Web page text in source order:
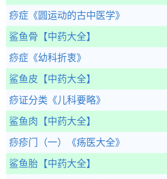
痧症 《圆运动的古中医学》
鲨鱼骨 【中药大全】
痧症 《幼科折衷》
鲨鱼皮 【中药大全】
痧证分类 《儿科要略》
鲨鱼肉 【中药大全】
痧疹门（一） 《疡医大全》
鲨鱼胎 【中药大全】